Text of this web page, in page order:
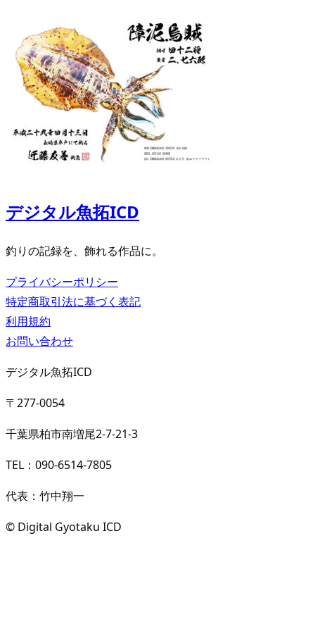
デジタル魚拓ICD
釣りの記録を、飾れる作品に。
プライバシーポリシー
特定商取引法に基づく表記
利用規約
お問い合わせ
デジタル魚拓ICD
〒277-0054
千葉県柏市南増尾2-7-21-3
TEL：090-6514-7805
代表：竹中翔一
© Digital Gyotaku ICD